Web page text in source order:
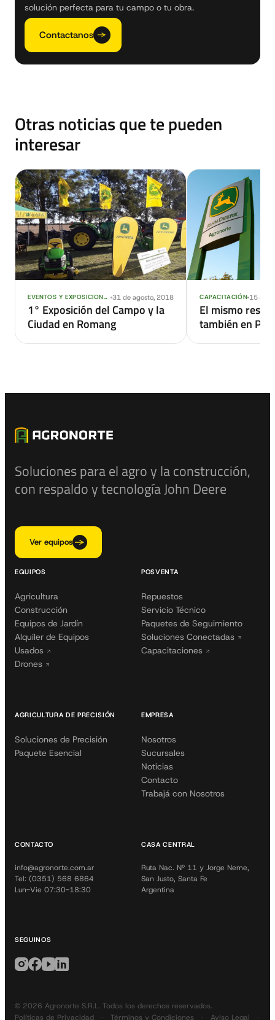
solución perfecta para tu campo o tu obra.
Contactanos
Otras noticias que te pueden
interesar
EVENTOS Y EXPOSICIONES 31 de agosto, 2018
1° Exposición del Campo y la
Ciudad en Romang
CAPACITACIÓN 15 de
El mismo
también en
Soluciones para el agro y la construcción,
con respaldo y tecnología John Deere
Ver equipos
EQUIPOS
Agricultura
Construcción
Equipos de Jardín
Alquiler de Equipos
Usados
Drones
POSVENTA
Repuestos
Servicio Técnico
Paquetes de Seguimiento
Soluciones Conectadas
Capacitaciones
AGRICULTURA DE PRECISIÓN
Soluciones de Precisión
Paquete Esencial
EMPRESA
Nosotros
Sucursales
Noticias
Contacto
Trabajá con Nosotros
CASA CENTRAL
Ruta Nac. Nº 11 y Jorge Neme,
San Justo, Santa Fe
Argentina
CONTACTO
info@agronorte.com.ar
Tel: (0351) 568 6864
Lun-Vie 07:30-18:30
SEGUINOS
© 2026 Agronorte S.R.L. Todos los derechos reservados.
Políticas de Privacidad · Términos y Condiciones · Aviso Legal ·